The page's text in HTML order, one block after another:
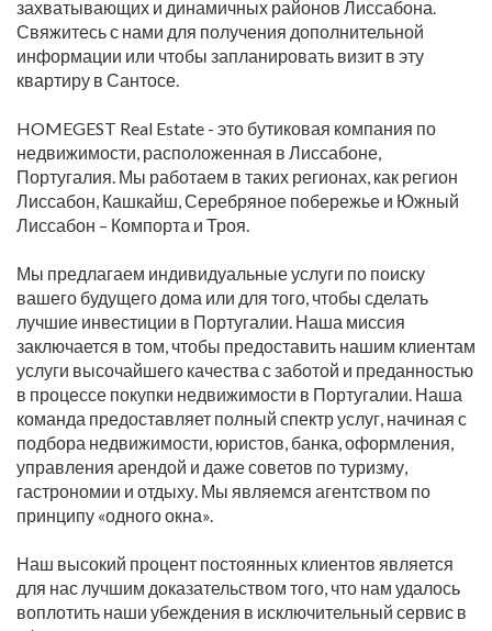
захватывающих и динамичных районов Лиссабона.
Свяжитесь с нами для получения дополнительной
информации или чтобы запланировать визит в эту
квартиру в Сантосе.
HOMEGEST Real Estate - это бутиковая компания по
недвижимости, расположенная в Лиссабоне,
Португалия. Мы работаем в таких регионах, как регион
Лиссабон, Кашкайш, Серебряное побережье и Южный
Лиссабон – Компорта и Троя.
Мы предлагаем индивидуальные услуги по поиску
вашего будущего дома или для того, чтобы сделать
лучшие инвестиции в Португалии. Наша миссия
заключается в том, чтобы предоставить нашим клиентам
услуги высочайшего качества с заботой и преданностью
в процессе покупки недвижимости в Португалии. Наша
команда предоставляет полный спектр услуг, начиная с
подбора недвижимости, юристов, банка, оформления,
управления арендой и даже советов по туризму,
гастрономии и отдыху. Мы являемся агентством по
принципу «одного окна».
Наш высокий процент постоянных клиентов является
для нас лучшим доказательством того, что нам удалось
воплотить наши убеждения в исключительный сервис в